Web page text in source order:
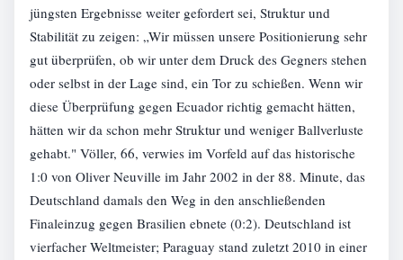
jüngsten Ergebnisse weiter gefordert sei, Struktur und
Stabilität zu zeigen: „Wir müssen unsere Positionierung sehr
gut überprüfen, ob wir unter dem Druck des Gegners stehen
oder selbst in der Lage sind, ein Tor zu schießen. Wenn wir
diese Überprüfung gegen Ecuador richtig gemacht hätten,
hätten wir da schon mehr Struktur und weniger Ballverluste
gehabt." Völler, 66, verwies im Vorfeld auf das historische
1:0 von Oliver Neuville im Jahr 2002 in der 88. Minute, das
Deutschland damals den Weg in den anschließenden
Finaleinzug gegen Brasilien ebnete (0:2). Deutschland ist
vierfacher Weltmeister; Paraguay stand zuletzt 2010 in einer